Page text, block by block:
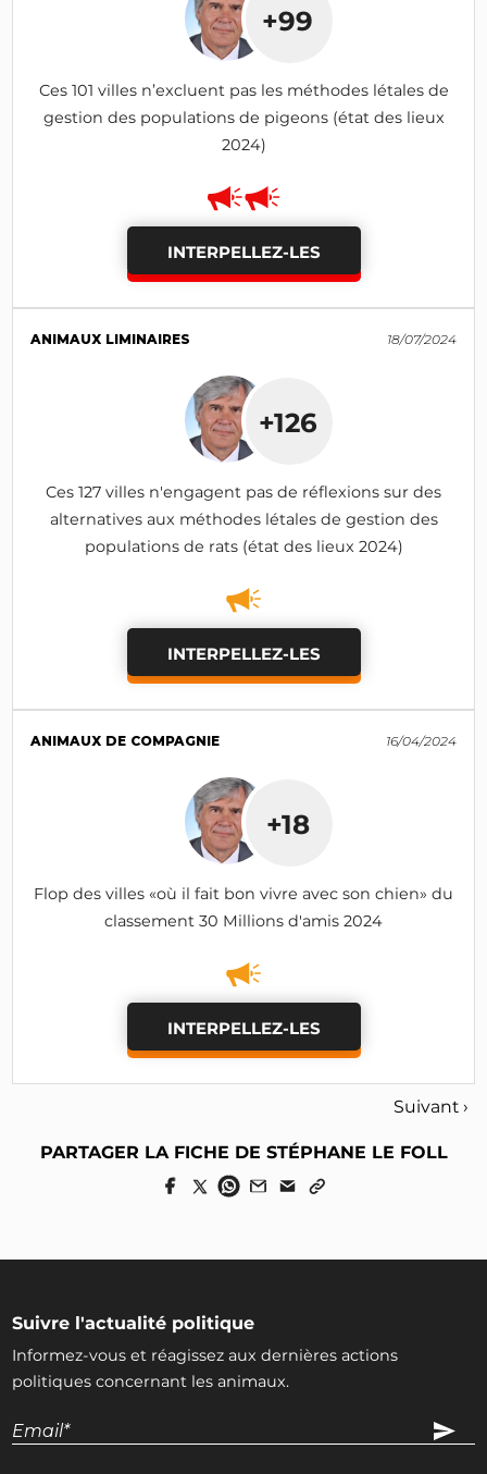
+99
Ces 101 villes n’excluent pas les méthodes létales de
gestion des populations de pigeons (état des lieux
2024)
INTERPELLEZ-LES
ANIMAUX LIMINAIRES 18/07/2024
+126
Ces 127 villes n'engagent pas de réflexions sur des
alternatives aux méthodes létales de gestion des
populations de rats (état des lieux 2024)
INTERPELLEZ-LES
ANIMAUX DE COMPAGNIE 16/04/2024
+18
Flop des villes «où il fait bon vivre avec son chien» du
classement 30 Millions d'amis 2024
INTERPELLEZ-LES
Suivant ›
PARTAGER LA FICHE DE STÉPHANE LE FOLL
Suivre l'actualité politique
Informez-vous et réagissez aux dernières actions
politiques concernant les animaux.